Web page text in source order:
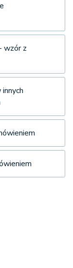
wzór z